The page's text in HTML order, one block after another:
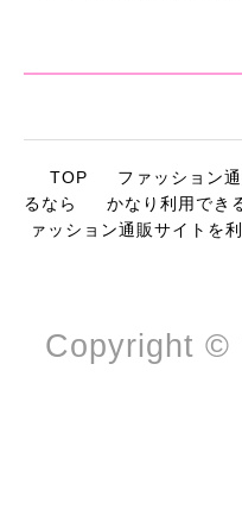
TOP ファッション
るなら
かなり利用でき
ァッション通販サイトを
Copyright ©